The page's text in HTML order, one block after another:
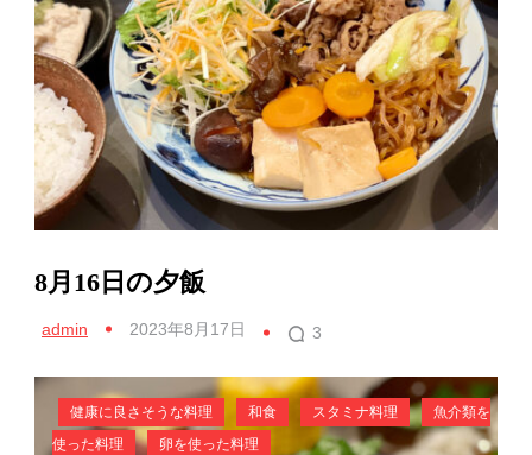
8月16日の夕飯
admin 2023年8月17日 3
健康に良さそうな料理 和食 スタミナ料理
魚介類を
使った料理
卵を使った料理